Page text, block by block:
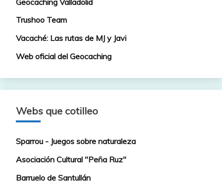
Trushoo Team
Vacaché: Las rutas de MJ y Javi
Web oficial del Geocaching
Webs que cotilleo
Sparrou - Juegos sobre naturaleza
Asociación Cultural "Peña Ruz"
Barruelo de Santullán